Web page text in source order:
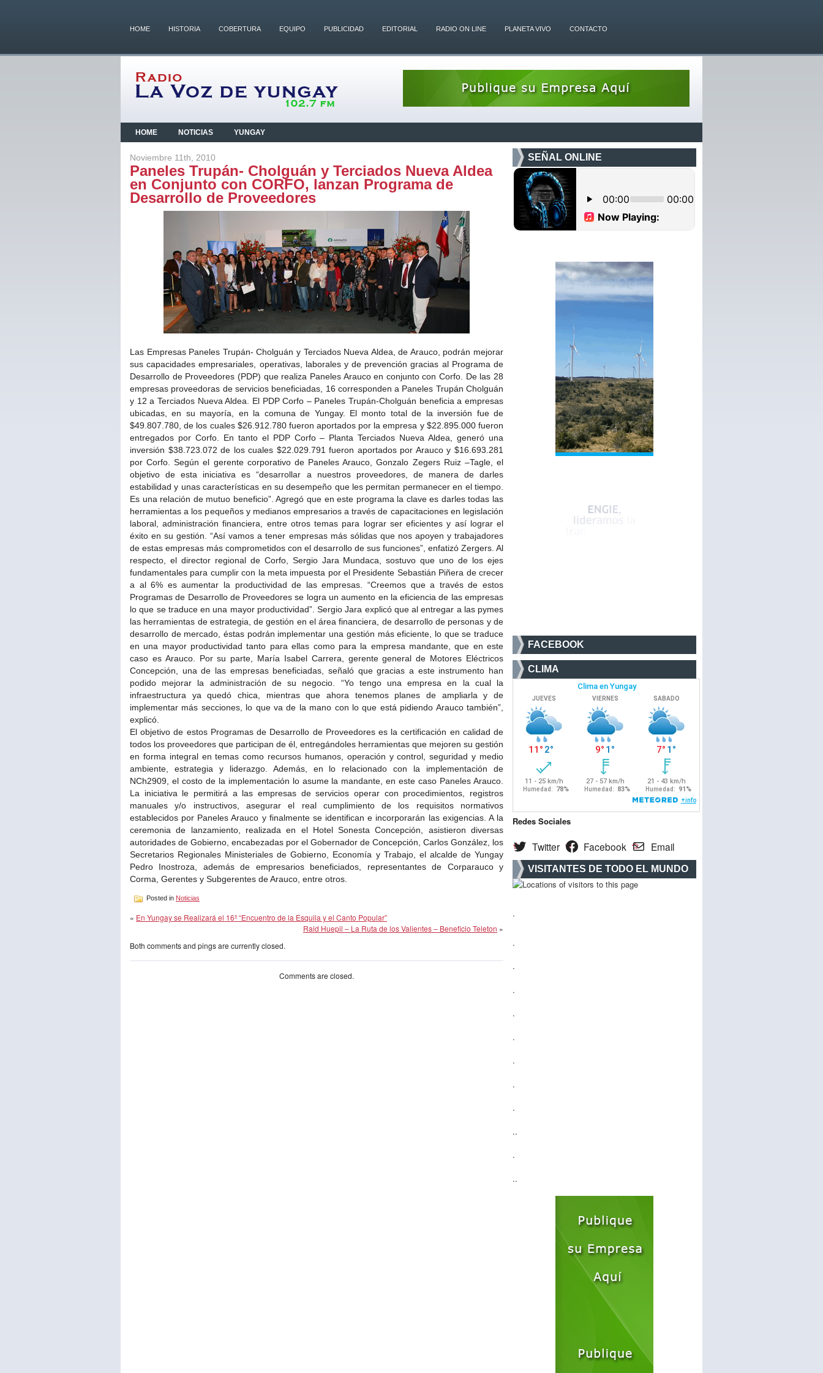
HOME HISTORIA COBERTURA EQUIPO PUBLICIDAD EDITORIAL RADIO ON LINE PLANETA VIVO CONTACTO
HOME NOTICIAS YUNGAY
Noviembre 11th, 2010
Paneles Trupán- Cholguán y Terciados Nueva Aldea
en Conjunto con CORFO, lanzan Programa de
Desarrollo de Proveedores
Las Empresas Paneles Trupán- Cholguán y Terciados Nueva Aldea, de Arauco, podrán mejorar
sus capacidades empresariales, operativas, laborales y de prevención gracias al Programa de
Desarrollo de Proveedores (PDP) que realiza Paneles Arauco en conjunto con Corfo. De las 28
empresas proveedoras de servicios beneficiadas, 16 corresponden a Paneles Trupán Cholguán
y 12 a Terciados Nueva Aldea. El PDP Corfo – Paneles Trupán-Cholguán beneficia a empresas
ubicadas, en su mayoría, en la comuna de Yungay. El monto total de la inversión fue de
$49.807.780, de los cuales $26.912.780 fueron aportados por la empresa y $22.895.000 fueron
entregados por Corfo. En tanto el PDP Corfo – Planta Terciados Nueva Aldea, generó una
inversión $38.723.072 de los cuales $22.029.791 fueron aportados por Arauco y $16.693.281
por Corfo. Según el gerente corporativo de Paneles Arauco, Gonzalo Zegers Ruiz –Tagle, el
objetivo de esta iniciativa es “desarrollar a nuestros proveedores, de manera de darles
estabilidad y unas características en su desempeño que les permitan permanecer en el tiempo.
Es una relación de mutuo beneficio”. Agregó que en este programa la clave es darles todas las
herramientas a los pequeños y medianos empresarios a través de capacitaciones en legislación
laboral, administración financiera, entre otros temas para lograr ser eficientes y así lograr el
éxito en su gestión. “Así vamos a tener empresas más sólidas que nos apoyen y trabajadores
de estas empresas más comprometidos con el desarrollo de sus funciones”, enfatizó Zergers. Al
respecto, el director regional de Corfo, Sergio Jara Mundaca, sostuvo que uno de los ejes
fundamentales para cumplir con la meta impuesta por el Presidente Sebastián Piñera de crecer
a al 6% es aumentar la productividad de las empresas. “Creemos que a través de estos
Programas de Desarrollo de Proveedores se logra un aumento en la eficiencia de las empresas
lo que se traduce en una mayor productividad”. Sergio Jara explicó que al entregar a las pymes
las herramientas de estrategia, de gestión en el área financiera, de desarrollo de personas y de
desarrollo de mercado, éstas podrán implementar una gestión más eficiente, lo que se traduce
en una mayor productividad tanto para ellas como para la empresa mandante, que en este
caso es Arauco. Por su parte, María Isabel Carrera, gerente general de Motores Eléctricos
Concepción, una de las empresas beneficiadas, señaló que gracias a este instrumento han
podido mejorar la administración de su negocio. “Yo tengo una empresa en la cual la
infraestructura ya quedó chica, mientras que ahora tenemos planes de ampliarla y de
implementar más secciones, lo que va de la mano con lo que está pidiendo Arauco también”,
explicó.
El objetivo de estos Programas de Desarrollo de Proveedores es la certificación en calidad de
todos los proveedores que participan de él, entregándoles herramientas que mejoren su gestión
en forma integral en temas como recursos humanos, operación y control, seguridad y medio
ambiente, estrategia y liderazgo. Además, en lo relacionado con la implementación de
NCh2909, el costo de la implementación lo asume la mandante, en este caso Paneles Arauco.
La iniciativa le permitirá a las empresas de servicios operar con procedimientos, registros
manuales y/o instructivos, asegurar el real cumplimiento de los requisitos normativos
establecidos por Paneles Arauco y finalmente se identifican e incorporarán las exigencias. A la
ceremonia de lanzamiento, realizada en el Hotel Sonesta Concepción, asistieron diversas
autoridades de Gobierno, encabezadas por el Gobernador de Concepción, Carlos González, los
Secretarios Regionales Ministeriales de Gobierno, Economía y Trabajo, el alcalde de Yungay
Pedro Inostroza, además de empresarios beneficiados, representantes de Corparauco y
Corma, Gerentes y Subgerentes de Arauco, entre otros.
Posted in Noticias
« En Yungay se Realizará el 16º “Encuentro de la Esquila y el Canto Popular”
Raid Huepil – La Ruta de los Valientes – Beneficio Teleton »
Both comments and pings are currently closed.
Comments are closed.
SEÑAL ONLINE
FACEBOOK
CLIMA
Redes Sociales
Twitter Facebook Email
VISITANTES DE TODO EL MUNDO
.
.
.
.
.
.
.
.
.
..
.
..